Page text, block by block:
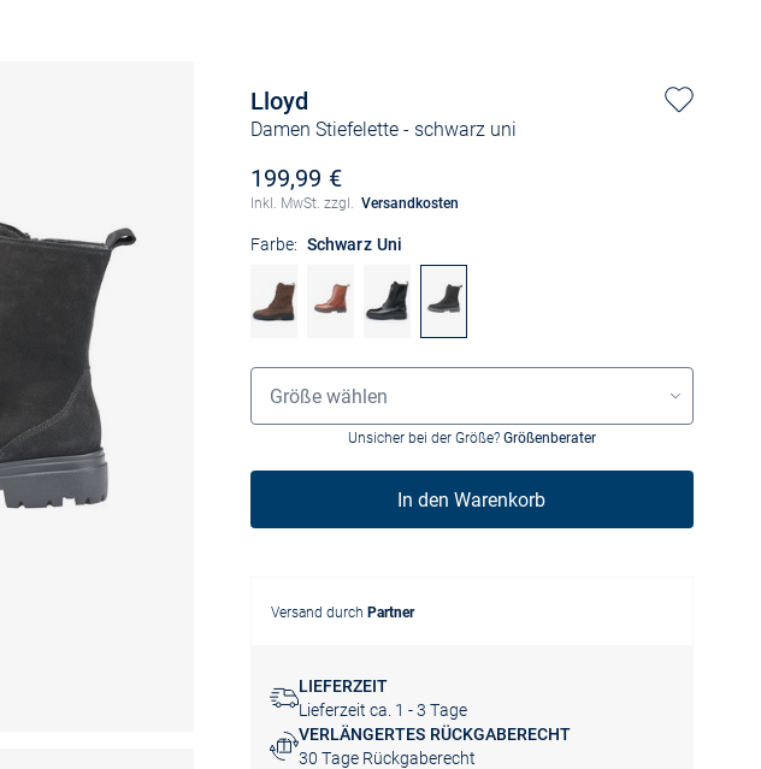
Lloyd
Damen Stiefelette- schwarz uni
199,99 €
Inkl. MwSt. zzgl. Versandkosten
Farbe: Schwarz Uni
Größenauswahl
Größe wählen
Unsicher bei der Größe? Größenberater
In den Warenkorb
Versand durch Partner
LIEFERZEIT
Lieferzeit ca. 1 - 3 Tage
VERLÄNGERTES RÜCKGABERECHT
30 Tage Rückgaberecht